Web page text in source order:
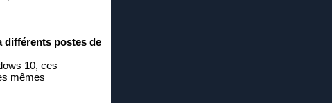
différents postes de
10, ces
mêmes